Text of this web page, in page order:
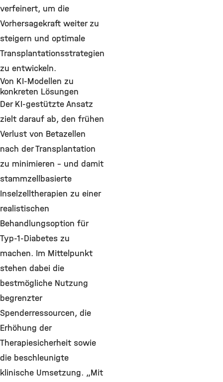
verfeinert, um die
Vorhersagekraft weiter zu
steigern und optimale
Transplantationsstrategien
zu entwickeln.
Von KI-Modellen zu
konkreten Lösungen
Der KI-gestützte Ansatz
zielt darauf ab, den frühen
Verlust von Betazellen
nach der Transplantation
zu minimieren – und damit
stammzellbasierte
Inselzelltherapien zu einer
realistischen
Behandlungsoption für
Typ-1-Diabetes zu
machen. Im Mittelpunkt
stehen dabei die
bestmögliche Nutzung
begrenzter
Spenderressourcen, die
Erhöhung der
Therapiesicherheit sowie
die beschleunigte
klinische Umsetzung. „Mit